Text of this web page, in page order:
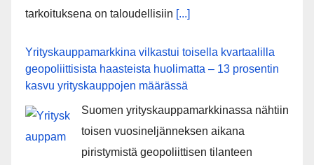
tarkoituksena on taloudellisiin [...]
Yrityskauppamarkkina vilkastui toisella kvartaalilla
geopoliittisista haasteista huolimatta – 13 prosentin
kasvu yrityskauppojen määrässä
Suomen yrityskauppamarkkinassa nähtiin
toisen vuosineljänneksen aikana
piristymistä geopoliittisen tilanteen